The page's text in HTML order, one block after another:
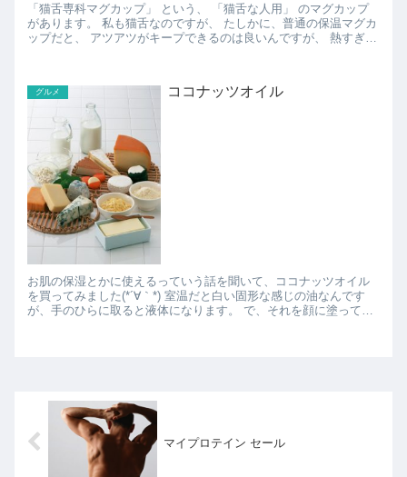
「猫舌専科マグカップ」 という、 「猫舌な人用」 のマグカップ
があります。 私も猫舌なのですが、 たしかに、普通の保温マグカ
ップだと、 アツアツがキープできるのは良いんですが、 熱すぎ
グルメ ココナッツオイル
お肌の保湿とかに使えるっていう話を聞いて、ココナッツオイル
を買ってみました(*´∀｀*) 室温だと白い固形な感じの油なんです
が、手のひらに取ると液体になります。 で、それを顔に塗ってみ
マイプロテイン セール